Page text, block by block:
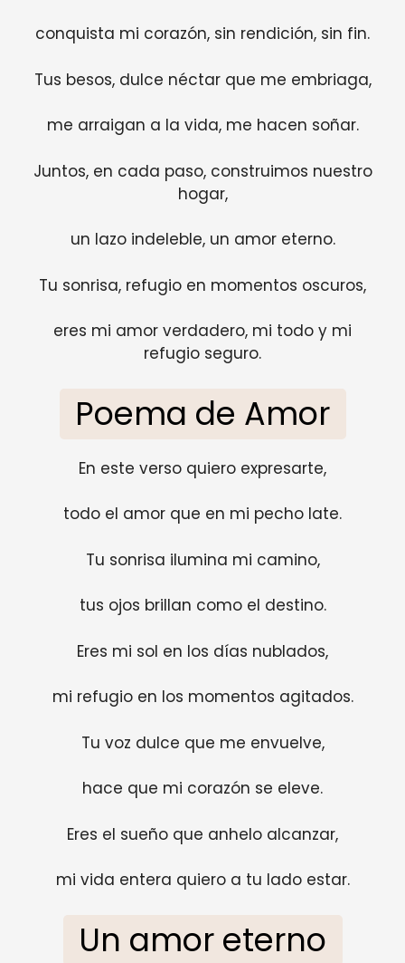
conquista mi corazón, sin rendición, sin fin.
Tus besos, dulce néctar que me embriaga,
me arraigan a la vida, me hacen soñar.
Juntos, en cada paso, construimos nuestro
hogar,
un lazo indeleble, un amor eterno.
Tu sonrisa, refugio en momentos oscuros,
eres mi amor verdadero, mi todo y mi
refugio seguro.
Poema de Amor
En este verso quiero expresarte,
todo el amor que en mi pecho late.
Tu sonrisa ilumina mi camino,
tus ojos brillan como el destino.
Eres mi sol en los días nublados,
mi refugio en los momentos agitados.
Tu voz dulce que me envuelve,
hace que mi corazón se eleve.
Eres el sueño que anhelo alcanzar,
mi vida entera quiero a tu lado estar.
Un amor eterno